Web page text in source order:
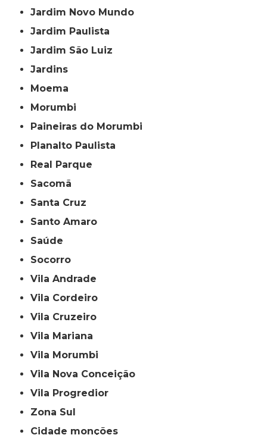
Jardim Novo Mundo
Jardim Paulista
Jardim São Luiz
Jardins
Moema
Morumbi
Paineiras do Morumbi
Planalto Paulista
Real Parque
Sacomã
Santa Cruz
Santo Amaro
Saúde
Socorro
Vila Andrade
Vila Cordeiro
Vila Cruzeiro
Vila Mariana
Vila Morumbi
Vila Nova Conceição
Vila Progredior
Zona Sul
cidade monções